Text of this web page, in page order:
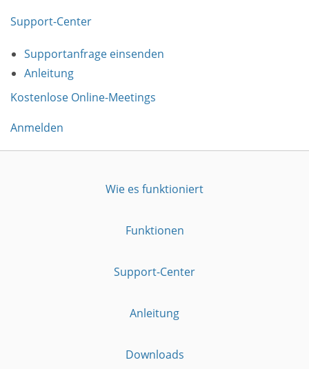
Support-Center
Supportanfrage einsenden
Anleitung
Kostenlose Online-Meetings
Anmelden
Wie es funktioniert
Funktionen
Support-Center
Anleitung
Downloads